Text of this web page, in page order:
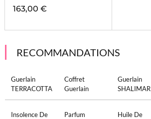
163,00 €
RECOMMANDATIONS
Guerlain
TERRACOTTA
Coffret
Guerlain
Guerlain
SHALIMAR
Insolence De
Parfum
Huile De